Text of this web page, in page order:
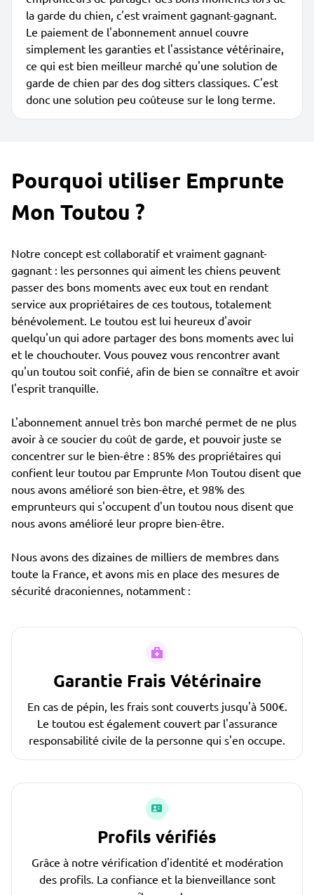
la garde du chien, c'est vraiment gagnant-gagnant.
Le paiement de l'abonnement annuel couvre
simplement les garanties et l'assistance vétérinaire,
ce qui est bien meilleur marché qu'une solution de
garde de chien par des dog sitters classiques. C'est
donc une solution peu coûteuse sur le long terme.
Pourquoi utiliser Emprunte
Mon Toutou ?
Notre concept est collaboratif et vraiment gagnant-
gagnant : les personnes qui aiment les chiens peuvent
passer des bons moments avec eux tout en rendant
service aux propriétaires de ces toutous, totalement
bénévolement. Le toutou est lui heureux d'avoir
quelqu'un qui adore partager des bons moments avec lui
et le chouchouter. Vous pouvez vous rencontrer avant
qu'un toutou soit confié, afin de bien se connaître et avoir
l'esprit tranquille.
L'abonnement annuel très bon marché permet de ne plus
avoir à ce soucier du coût de garde, et pouvoir juste se
concentrer sur le bien-être : 85% des propriétaires qui
confient leur toutou par Emprunte Mon Toutou disent que
nous avons amélioré son bien-être, et 98% des
emprunteurs qui s'occupent d'un toutou nous disent que
nous avons amélioré leur propre bien-être.
Nous avons des dizaines de milliers de membres dans
toute la France, et avons mis en place des mesures de
sécurité draconiennes, notamment :
Garantie Frais Vétérinaire
En cas de pépin, les frais sont couverts jusqu'à 500€.
Le toutou est également couvert par l'assurance
responsabilité civile de la personne qui s'en occupe.
Profils vérifiés
Grâce à notre vérification d'identité et modération
des profils. La confiance et la bienveillance sont